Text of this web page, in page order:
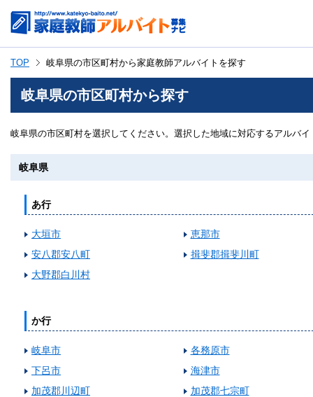
TOP 岐阜県の市区町村から家庭教師アルバイトを探す
岐阜県の市区町村から探す
岐阜県の市区町村を選択してください。選択した地域に対応するアルバ
岐阜県
あ行
大垣市
恵那市
安八郡安八町
揖斐郡揖斐川町
大野郡白川村
か行
岐阜市
各務原市
下呂市
海津市
加茂郡川辺町
加茂郡七宗町